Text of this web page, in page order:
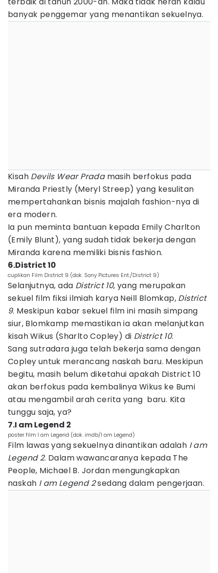
banyak penggemar yang menantikan sekuelnya.
Kisah Devils Wear Pradamasih berfokus pada
Miranda Priestly (Meryl Streep) yang kesulitan
mempertahankan bisnis majalah fashion-nya di
era modern.
Ia pun meminta bantuan kepada Emily Charlton
(Emily Blunt), yang sudah tidak bekerja dengan
Miranda karena memiliki bisnis fashion.
6.District 10
cuplikan Film District 9 (dok. Sony Pictures Ent./District 9)
Selanjutnya, ada District 10, yang merupakan
sekuel film fiksi ilmiah karya Neill Blomkap, District
9. Meskipun kabar sekuel film ini masih simpang
siur, Blomkamp memastikan ia akan melanjutkan
kisah Wikus (Sharlto Copley) di District 10.
Sang sutradara juga telah bekerja sama dengan
Copley untuk merancang naskah baru. Meskipun
begitu, masih belum diketahui apakah District 10
akan berfokus pada kembalinya Wikus ke Bumi
atau mengambil arah cerita yang baru. Kita
tunggu saja, ya?
7.I am Legend 2
poster film I am Legend (dok. imdb/I am Legend)
Film lawas yang sekuelnya dinantikan adalah I am
Legend 2. Dalam wawancaranya kepada The
People, Michael B. Jordan mengungkapkan
naskah I am Legend 2sedang dalam pengerjaan.